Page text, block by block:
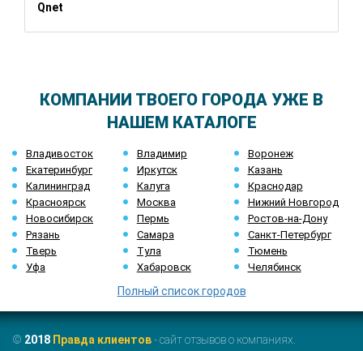
Qnet
КОМПАНИИ ТВОЕГО ГОРОДА УЖЕ В
НАШЕМ КАТАЛОГЕ
Владивосток Владимир
Воронеж
Екатеринбург
Иркутск
Казань
Калининград
Калуга
Краснодар
Красноярск
Москва
Нижний Новгород
Новосибирск
Пермь
Ростов-на-Дону
Рязань
Самара
Санкт-Петербург
Тверь
Тула
Тюмень
Уфа
Хабаровск Челябинск
Полный список городов
© 2018 Правда клиентов- сайт отзывов о компаниях.